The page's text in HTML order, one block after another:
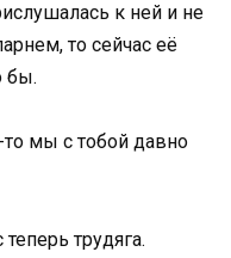
к ней и не
то сейчас её
бы.
мы с тобой давно
трудяга.